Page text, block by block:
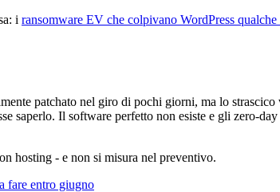
i ransomware EV che colpivano WordPress qualche
patchato nel giro di pochi giorni, ma lo
saperlo. Il software perfetto non esiste e gli zero-
hosting - e non si misura nel preventivo.
fare entro giugno